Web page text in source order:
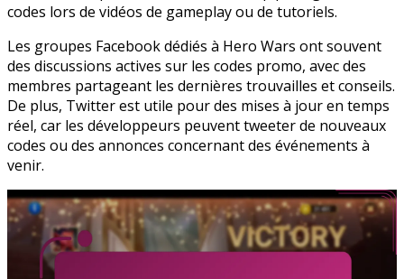
codes lors de vidéos de gameplay ou de tutoriels.
Les groupes Facebook dédiés à Hero Wars ont souvent
des discussions actives sur les codes promo, avec des
membres partageant les dernières trouvailles et conseils.
De plus, Twitter est utile pour des mises à jour en temps
réel, car les développeurs peuvent tweeter de nouveaux
codes ou des annonces concernant des événements à
venir.